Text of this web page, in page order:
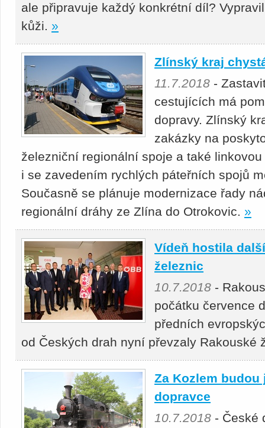
ale připravuje každý konkrétní díl?
kůži. »
Zlínský kraj
11.7.2018 -
cestujících má
dopravy. Zlínský
zakázky na
železniční regionální spoje a také
i se zavedením rychlých páteřních spojů
Současně se plánuje modernizace řady
regionální dráhy ze Zlína do Otrokovic. »
Vídeň hostila
železnic
10.7.2018 -
počátku července
předních
od Českých drah nyní převzaly Rakouské
Za Kozlem
dopravce
10.7.2018 - České